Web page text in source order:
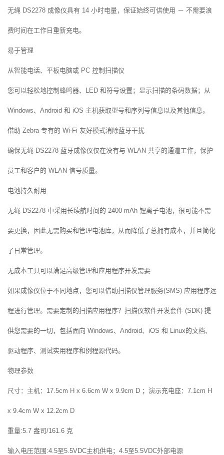
无绳 DS2278 成像仪具有 14 小时电量，保证始终可供使用 － 不需要浪
费时间在工作日重新充电。
易于管理
从智能电话、平板电脑或 PC 控制扫描仪
您可以轻松地控制蜂鸣器、LED 和符号设置；显示扫描的条码数据；从
Windows、Android 和 iOS 主机获取型号和序列号信息以及其他信息。
借助 Zebra 专有的 Wi-Fi 友好模式消除蓝牙干扰
确保无绳 DS2278 蓝牙成像仪仅在没有与 WLAN 共享的通道工作，保护
员工和客户的 WLAN 信号质量。
电池持久耐用
无绳 DS2278 中采用长续航时间的 2400 mAh 锂离子电池，很可能不需
要更换，因此无需购买和管理电池库，从而降低了总拥有成本，并且简化
了日常管理。
无成本工具可以满足高级管理和应用程序开发需要
如果成像仪位于不同地点，您可以借助扫描仪管理服务(SMS) 应用程序远
程进行管理。需要定制的扫描应用程序？扫描仪软件开发套件 (SDK) 提
供您需要的一切，包括面向 Windows、Android、iOS 和 Linux的文档、
驱动程序、测试实用程序和例程源代码。
物理参数
尺寸：主机：17.5cm H x 6.6cm W x 9.9cm D ；演示充电座：7.1cm H
x 9.4cm W x 12.2cm D
重量:5.7 盎司/161.6 克
输入电压范围:4.5至5.5VDC主机供电；4.5至5.5VDC外部电源